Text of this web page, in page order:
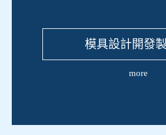
模具設計開發
more